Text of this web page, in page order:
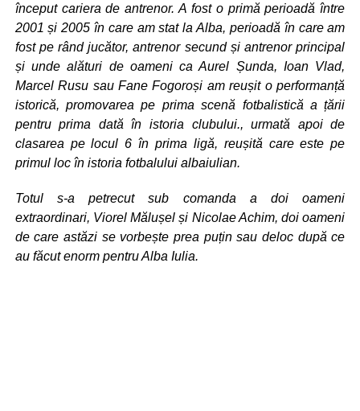
început cariera de antrenor. A fost o primă perioadă între
2001 și 2005 în care am stat la Alba, perioadă în care am
fost pe rând jucător, antrenor secund și antrenor principal
și unde alături de oameni ca Aurel Șunda, Ioan Vlad,
Marcel Rusu sau Fane Fogoroși am reușit o performanță
istorică, promovarea pe prima scenă fotbalistică a țării
pentru prima dată în istoria clubului., urmată apoi de
clasarea pe locul 6 în prima ligă, reușită care este pe
primul loc în istoria fotbalului albaiulian.
Totul s-a petrecut sub comanda a doi oameni
extraordinari, Viorel Mălușel și Nicolae Achim, doi oameni
de care astăzi se vorbește prea puțin sau deloc după ce
au făcut enorm pentru Alba Iulia.